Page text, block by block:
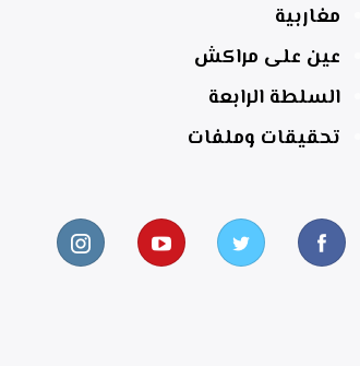
مغاربية
عين على مراكش
السلطة الرابعة
تحقيقات وملفات